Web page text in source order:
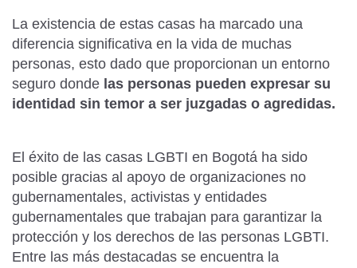
La existencia de estas casas ha marcado una
diferencia significativa en la vida de muchas
personas, esto dado que proporcionan un entorno
seguro donde las personas pueden expresar su
identidad sin temor a ser juzgadas o agredidas.
El éxito de las casas LGBTI en Bogotá ha sido
posible gracias al apoyo de organizaciones no
gubernamentales, activistas y entidades
gubernamentales que trabajan para garantizar la
protección y los derechos de las personas LGBTI.
Entre las más destacadas se encuentra la